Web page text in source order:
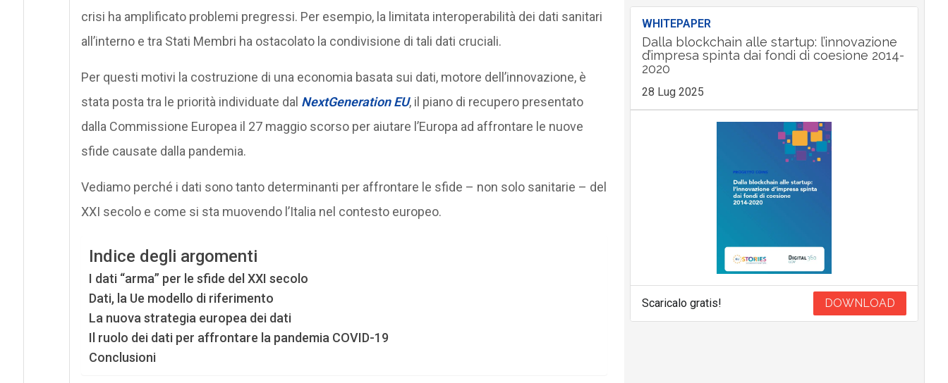
crisi ha amplificato problemi pregressi. Per esempio, la limitata interoperabilità dei dati sanitari
all’interno e tra Stati Membri ha ostacolato la condivisione di tali dati cruciali.
Per questi motivi la costruzione di una economia basata sui dati, motore dell’innovazione, è
stata posta tra le priorità individuate dal NextGeneration EU, il piano di recupero presentato
dalla Commissione Europea il 27 maggio scorso per aiutare l’Europa ad affrontare le nuove
sfide causate dalla pandemia.
Vediamo perché i dati sono tanto determinanti per affrontare le sfide – non solo sanitarie – del
XXI secolo e come si sta muovendo l’Italia nel contesto europeo.
Indice degli argomenti
I dati “arma” per le sfide del XXI secolo
Dati, la Ue modello di riferimento
La nuova strategia europea dei dati
Il ruolo dei dati per affrontare la pandemia COVID-19
Conclusioni
WHITEPAPER
Dalla blockchain alle startup: l’innovazione
d’impresa spinta dai fondi di coesione 2014-
2020
28 Lug 2025
Scaricalo gratis! DOWNLOAD